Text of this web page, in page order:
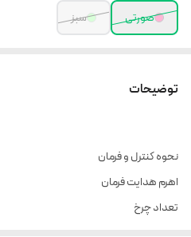
صورتی
سبز
توضیحات
نحوه کنترل و فرمان
اهرم هدایت فرمان
تعداد چرخ